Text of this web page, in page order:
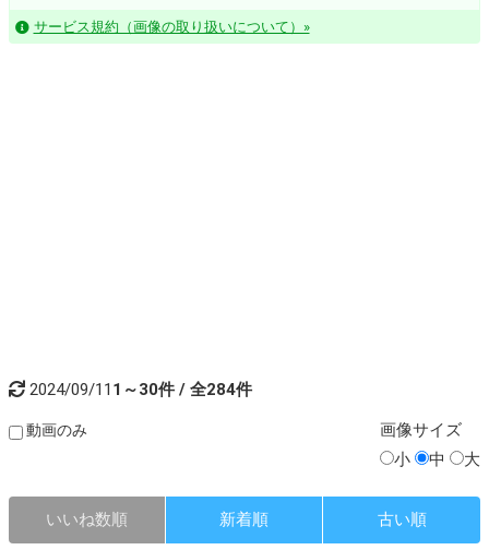
サービス規約（画像の取り扱いについて）»
2024/09/11 1～30件 / 全284件
動画のみ 画像サイズ
小
中 大
いいね数順 新着順 古い順